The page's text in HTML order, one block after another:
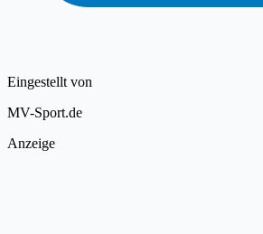
Eingestellt von
MV-Sport.de
Anzeige